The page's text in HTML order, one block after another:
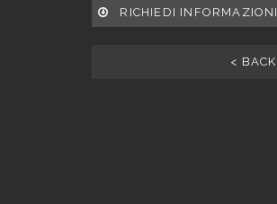
RICHIEDI INFORMAZIONI
< BACK